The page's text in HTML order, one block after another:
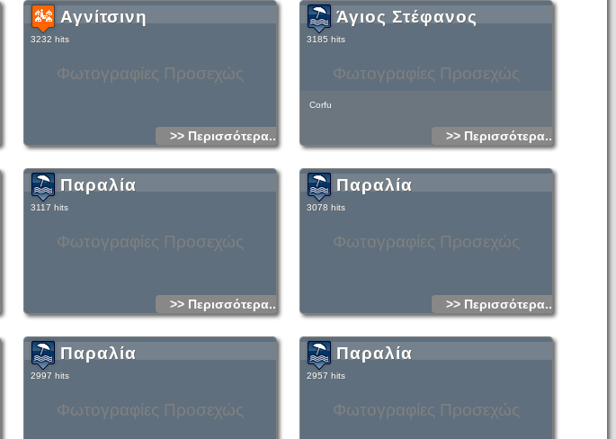
Φωτογραφίες Προσεχώς
Αγνίτσινη
3232 hits
>> Περισσότερα...
Φωτογραφίες Προσεχώς
Άγιος Στέφανος
3185 hits
Corfu
>> Περισσότερα...
Φωτογραφίες Προσεχώς
Παραλία
3117 hits
>> Περισσότερα...
Φωτογραφίες Προσεχώς
Παραλία
3078 hits
>> Περισσότερα...
Φωτογραφίες Προσεχώς
Παραλία
2997 hits
Φωτογραφίες Προσεχώς
Παραλία
2957 hits